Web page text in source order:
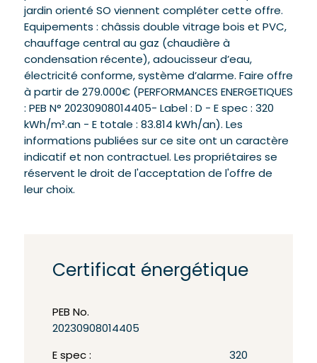
jardin orienté SO viennent compléter cette offre.
Equipements : châssis double vitrage bois et PVC,
chauffage central au gaz (chaudière à
condensation récente), adoucisseur d’eau,
électricité conforme, système d’alarme. Faire offre
à partir de 279.000€ (PERFORMANCES ENERGETIQUES
: PEB N° 20230908014405- Label : D - E spec : 320
kWh/m².an - E totale : 83.814 kWh/an). Les
informations publiées sur ce site ont un caractère
indicatif et non contractuel. Les propriétaires se
réservent le droit de l'acceptation de l'offre de
leur choix.
Certificat énergétique
PEB No.
20230908014405
E spec :
320